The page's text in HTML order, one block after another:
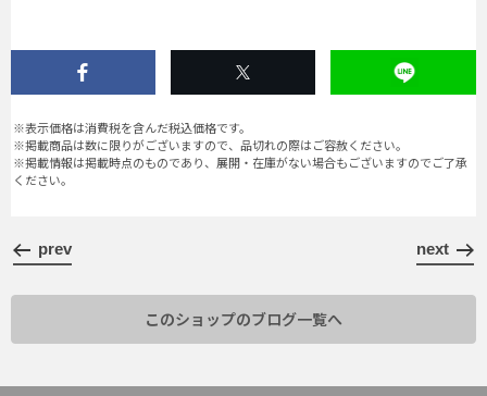
※表示価格は消費税を含んだ税込価格です。
※掲載商品は数に限りがございますので、品切れの際はご容赦ください。
※掲載情報は掲載時点のものであり、展開・在庫がない場合もございますのでご了承
ください。
prev next
このショップのブログ一覧へ